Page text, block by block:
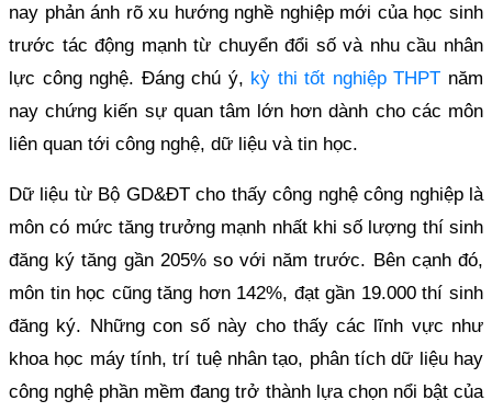
nay phản ánh rõ xu hướng nghề nghiệp mới của học sinh
trước tác động mạnh từ chuyển đổi số và nhu cầu nhân
lực công nghệ. Đáng chú ý, kỳ thi tốt nghiệp THPT năm
nay chứng kiến sự quan tâm lớn hơn dành cho các môn
liên quan tới công nghệ, dữ liệu và tin học.
Dữ liệu từ Bộ GD&ĐT cho thấy công nghệ công nghiệp là
môn có mức tăng trưởng mạnh nhất khi số lượng thí sinh
đăng ký tăng gần 205% so với năm trước. Bên cạnh đó,
môn tin học cũng tăng hơn 142%, đạt gần 19.000 thí sinh
đăng ký. Những con số này cho thấy các lĩnh vực như
khoa học máy tính, trí tuệ nhân tạo, phân tích dữ liệu hay
công nghệ phần mềm đang trở thành lựa chọn nổi bật của